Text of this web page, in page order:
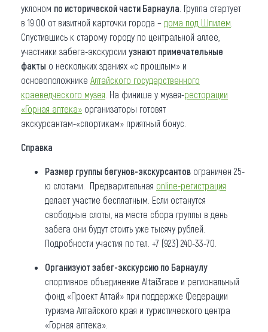
уклоном по исторической части Барнаула . Группа стартует
в 19.00 от визитной карточки города – дома под Шпилем
Спустившись к старому городу по центральной аллее,
участники забега-экскурсии узнают примечательные
факты о нескольких зданиях «с прошлым» и
основоположнике Алтайского государственного
краеведческого музея . На финише у музея-ресторации
«Горная аптека» организаторы готовят
экскурсантам-«спортикам» приятный бонус.
Справка
Размер группы бегунов-экскурсантов ограничен 25-
ю слотами. Предварительная оnline-регистрация
делает участие бесплатным. Если останутся
свободные слоты, на месте сбора группы в день
забега они будут стоить уже тысячу рублей.
Подробности участия по тел. +7 (923) 240-33-70.
Организуют забег-экскурсию по Барнаулу
спортивное объединение Altai3race и региональный
фонд «Проект Алтай» при поддержке Федерации
туризма Алтайского края и туристического центра
«Горная аптека».